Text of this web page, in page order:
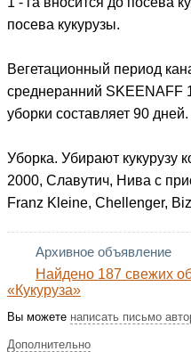
посева кукурузы.
Вегетационный период
среднеранний SKEENAFF
уборки составляет 90 дней.
Уборка. Убирают кукурузу
2000, Славутич, Нива с
Franz Kleine, Chellenger,
Архивное объявление
Найдено 187 свежих
«Кукуруза»
Вы можете написать письмо
Дополнительно